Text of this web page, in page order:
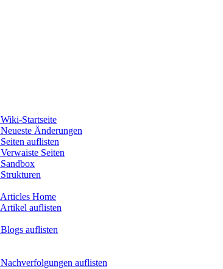
Wiki-Startseite
Neueste Änderungen
Seiten auflisten
Verwaiste Seiten
Sandbox
Strukturen
Articles Home
Artikel auflisten
Blogs auflisten
Nachverfolgungen auflisten